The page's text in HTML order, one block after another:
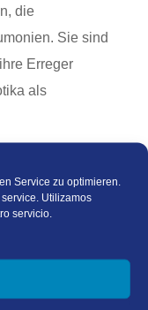
Service zu optimieren.
Utilizamos
servicio.
die
Sie sind
Erreger
als
im
uns in der
schreiben Sie